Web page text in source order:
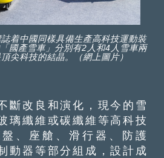
誌着中國同樣具備生產高科技運動裝
國產雪車」分別有2人和4人雪車兩
尖科技的結晶。（網上圖片）
改良和演化，現今的雪
璃纖維或碳纖維等高科技
、座艙、滑行器、防護
動器等部分組成，設計成